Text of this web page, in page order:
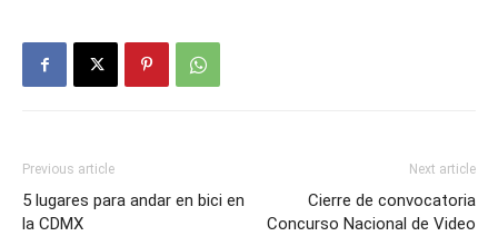
Previous article
5 lugares para andar en bici en
la CDMX
Next article
Cierre de convocatoria
Concurso Nacional de Video